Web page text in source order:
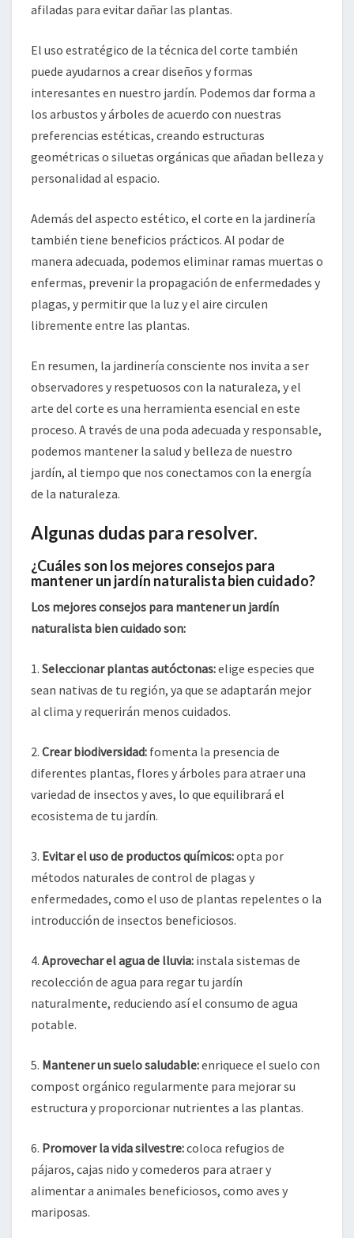
afiladas para evitar dañar las plantas.
El uso estratégico de la técnica del corte también
puede ayudarnos a crear diseños y formas
interesantes en nuestro jardín. Podemos dar forma a
los arbustos y árboles de acuerdo con nuestras
preferencias estéticas, creando estructuras
geométricas o siluetas orgánicas que añadan belleza y
personalidad al espacio.
Además del aspecto estético, el corte en la jardinería
también tiene beneficios prácticos. Al podar de
manera adecuada, podemos eliminar ramas muertas o
enfermas, prevenir la propagación de enfermedades y
plagas, y permitir que la luz y el aire circulen
libremente entre las plantas.
En resumen, la jardinería consciente nos invita a ser
observadores y respetuosos con la naturaleza, y el
arte del corte es una herramienta esencial en este
proceso. A través de una poda adecuada y responsable,
podemos mantener la salud y belleza de nuestro
jardín, al tiempo que nos conectamos con la energía
de la naturaleza.
Algunas dudas para resolver.
¿Cuáles son los mejores consejos para
mantener un jardín naturalista bien cuidado?
Los mejores consejos para mantener un jardín
naturalista bien cuidado son:
1. Seleccionar plantas autóctonas:elige especies que
sean nativas de tu región, ya que se adaptarán mejor
al clima y requerirán menos cuidados.
2. Crear biodiversidad: fomenta la presencia de
diferentes plantas, flores y árboles para atraer una
variedad de insectos y aves, lo que equilibrará el
ecosistema de tu jardín.
3. Evitar el uso de productos químicos:opta por
métodos naturales de control de plagas y
enfermedades, como el uso de plantas repelentes o la
introducción de insectos beneficiosos.
4. Aprovechar el agua de lluvia: instala sistemas de
recolección de agua para regar tu jardín
naturalmente, reduciendo así el consumo de agua
potable.
5. Mantener un suelo saludable:enriquece el suelo con
compost orgánico regularmente para mejorar su
estructura y proporcionar nutrientes a las plantas.
6. Promover la vida silvestre:coloca refugios de
pájaros, cajas nido y comederos para atraer y
alimentar a animales beneficiosos, como aves y
mariposas.